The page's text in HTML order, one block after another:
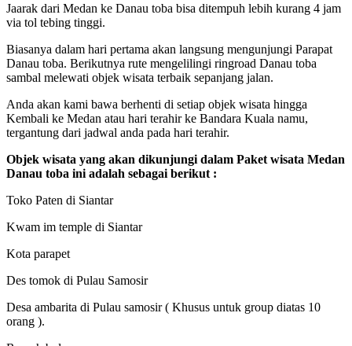
Jaarak dari Medan ke Danau toba bisa ditempuh lebih kurang 4 jam
via tol tebing tinggi.
Biasanya dalam hari pertama akan langsung mengunjungi Parapat
Danau toba. Berikutnya rute mengelilingi ringroad Danau toba
sambal melewati objek wisata terbaik sepanjang jalan.
Anda akan kami bawa berhenti di setiap objek wisata hingga
Kembali ke Medan atau hari terahir ke Bandara Kuala namu,
tergantung dari jadwal anda pada hari terahir.
Objek wisata yang akan dikunjungi dalam Paket wisata Medan
Danau toba ini adalah sebagai berikut :
Toko Paten di Siantar
Kwam im temple di Siantar
Kota parapet
Des tomok di Pulau Samosir
Desa ambarita di Pulau samosir ( Khusus untuk group diatas 10
orang ).